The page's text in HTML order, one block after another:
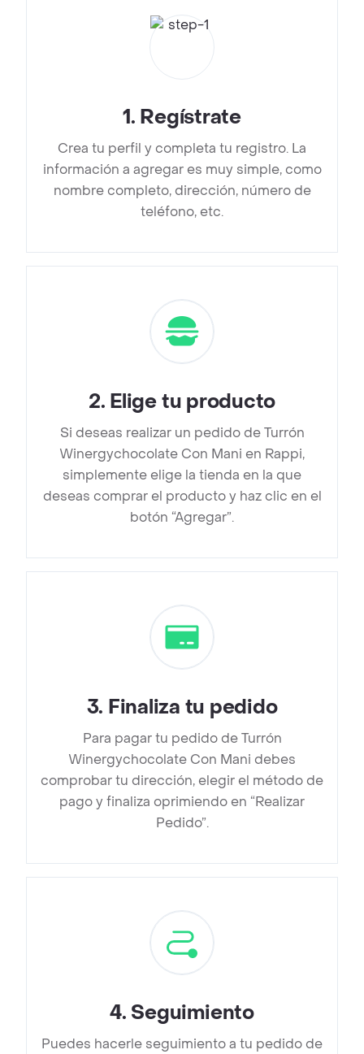
1. Regístrate
Crea tu perfil y completa tu registro. La
información a agregar es muy simple, como
nombre completo, dirección, número de
teléfono, etc.
2. Elige tu producto
Si deseas realizar un pedido de Turrón
Winergychocolate Con Mani en Rappi,
simplemente elige la tienda en la que
deseas comprar el producto y haz clic en el
botón “Agregar”.
3. Finaliza tu pedido
Para pagar tu pedido de Turrón
Winergychocolate Con Mani debes
comprobar tu dirección, elegir el método de
pago y finaliza oprimiendo en “Realizar
Pedido”.
4. Seguimiento
Puedes hacerle seguimiento a tu pedido de